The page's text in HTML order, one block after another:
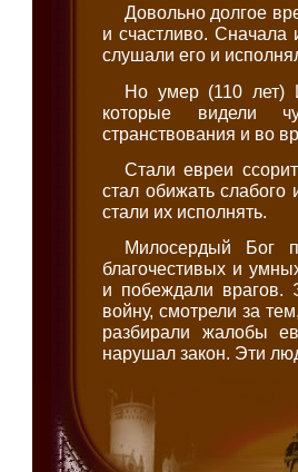
Довольно долгое
и счастливо.
слушали его и
Но умер (110 лет)
которые видели
странствования и во
Стали евреи
стал обижать
стали их исполнять.
Милосердый Бог
благочестивых и
и побеждали врагов.
войну, смотрели за
разбирали жалобы
нарушал закон. Эти